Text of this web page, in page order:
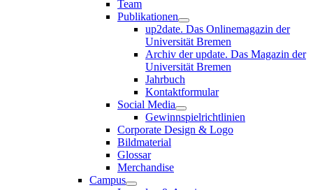
Team
Publikationen
up2date. Das Onlinemagazin der
Universität Bremen
Archiv der update. Das Magazin der
Universität Bremen
Jahrbuch
Kontaktformular
Social Media
Gewinnspielrichtlinien
Corporate Design & Logo
Bildmaterial
Glossar
Merchandise
Campus